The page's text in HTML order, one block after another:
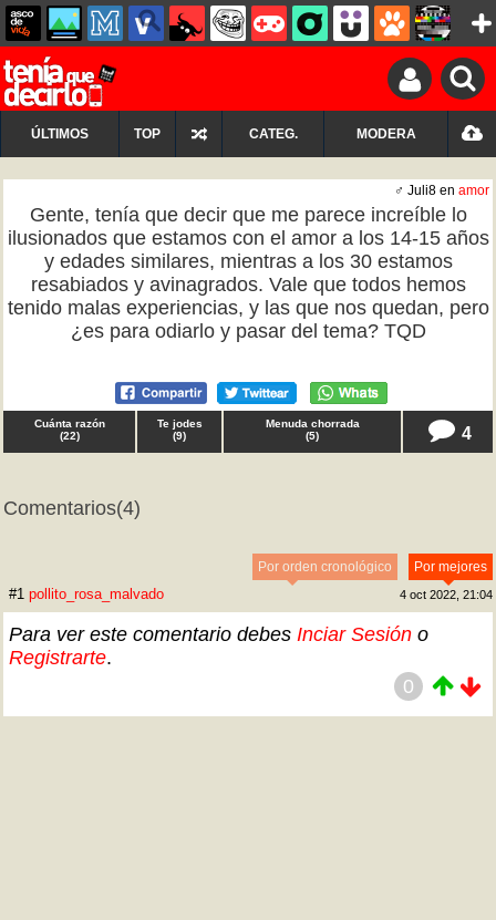
ÚLTIMOS TOP CATEG. MODERA
♂ Juli8 en amor
Gente, tenía que decir que me parece increíble lo
ilusionados que estamos con el amor a los 14-15 años
y edades similares, mientras a los 30 estamos
resabiados y avinagrados. Vale que todos hemos
tenido malas experiencias, y las que nos quedan, pero
¿es para odiarlo y pasar del tema? TQD
Cuánta razón
(22)
Te jodes
(9)
Menuda chorrada
(5) 4
Comentarios(4)
Por mejores
Por orden cronológico
#1 pollito_rosa_malvado 4 oct 2022, 21:04
Para ver este comentario debes Inciar Sesión o
Registrarte.
0